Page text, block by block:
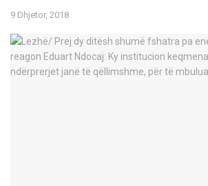
9 Dhjetor, 2018